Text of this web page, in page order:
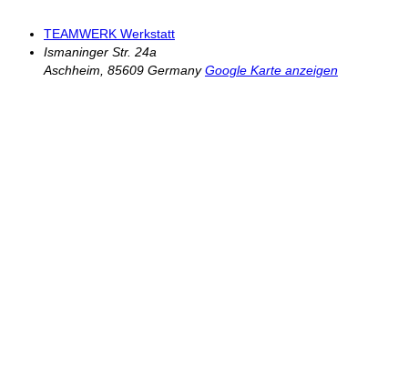
TEAMWERK Werkstatt
Ismaninger Str. 24a
Aschheim 85609 Germany Google Karte anzeigen